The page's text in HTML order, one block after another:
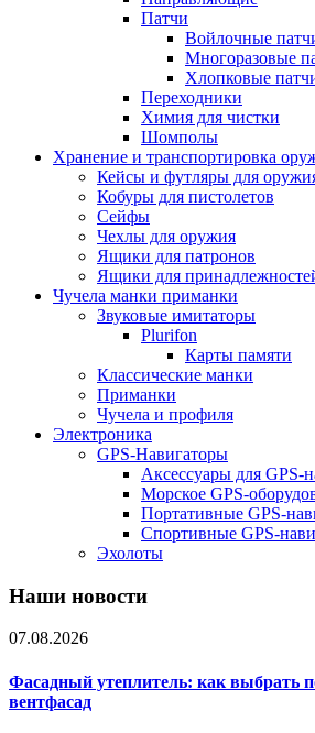
Патчи
Войлочные
Многоразовые
Хлопковые
Переходники
Химия для чистки
Шомполы
Хранение и транспортировка
Кейсы и футляры для
Кобуры для пистолетов
Сейфы
Чехлы для оружия
Ящики для патронов
Ящики для
Чучела манки приманки
Звуковые имитаторы
Plurifon
Карты памяти
Классические манки
Приманки
Чучела и профиля
Электроника
GPS-Навигаторы
Аксессуары для GPS-
Морское GPS-
Портативные GPS-
Спортивные GPS-
Эхолоты
Наши новости
07.08.2026
Фасадный утеплитель: как выбрать
вентфасад